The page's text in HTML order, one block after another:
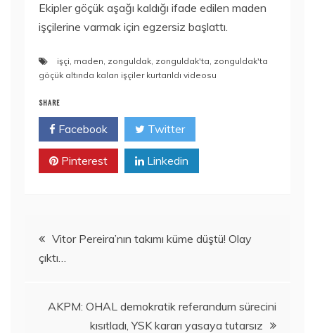
Ekipler göçük aşağı kaldığı ifade edilen maden
işçilerine varmak için egzersiz başlattı.
işçi, maden, zonguldak, zonguldak'ta, zonguldak'ta
göçük altında kalan işçiler kurtarıldı videosu
SHARE
Facebook Twitter
Pinterest Linkedin
Yazı
dolaşımı
Vitor Pereira’nın takımı küme düştü! Olay
çıktı…
AKPM: OHAL demokratik referandum sürecini
kısıtladı, YSK kararı yasaya tutarsız